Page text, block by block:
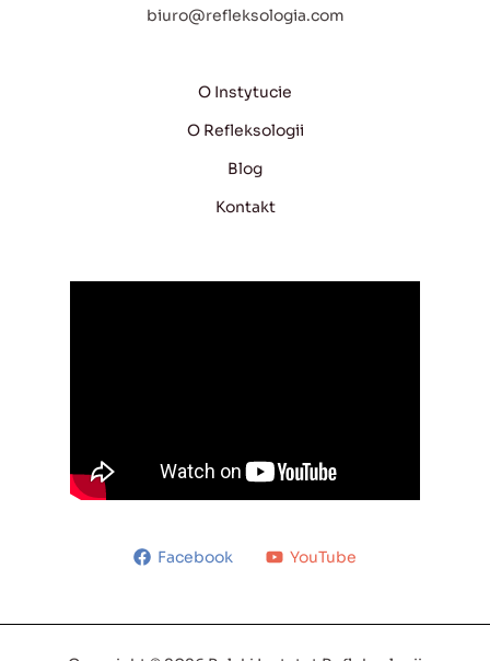
biuro@refleksologia.com
O Instytucie
O Refleksologii
Blog
Kontakt
Facebook YouTube